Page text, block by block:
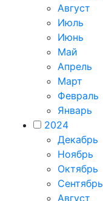
Август
Июль
Июнь
Май
Апрель
Март
Февраль
Январь
2024
Декабрь
Ноябрь
Октябрь
Сентябрь
Август